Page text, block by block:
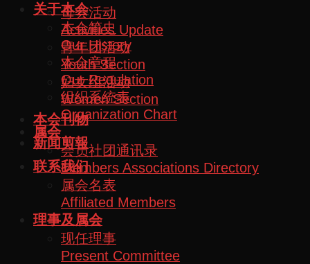
母会活动
Activities Update
青年团活动
Youth Section
妇女组活动
Women Section
本会刊物
新闻剪報
联系我们
关于本会
本会简史
Our History
本会章程
Our Regulation
组织系统表
Organization Chart
属会
会员社团通讯录
Members Associations Directory
属会名表
Affiliated Members
理事及属会
现任理事
Present Committee